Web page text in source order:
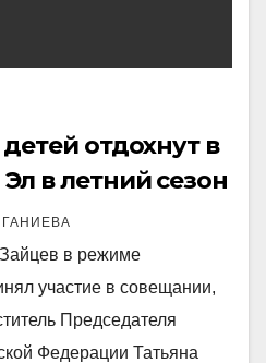
отдохнут в
в летний сезон
в режиме
участие в совещании,
Председателя
Федерации Татьяна